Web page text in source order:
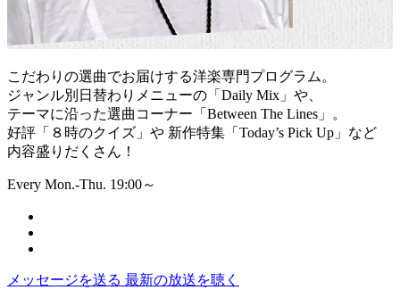
こだわりの選曲でお届けする洋楽専門プログラム。
ジャンル別日替わりメニューの「Daily Mix」や、
テーマに沿った選曲コーナー「Between The Lines」。
好評「８時のクイズ」や 新作特集「Today’s Pick Up」など
内容盛りだくさん！
Every Mon.-Thu. 19:00～
メッセージを送る 最新の放送を聴く